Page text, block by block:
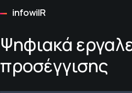
infowiIR
Ψηφιακά
προσέγγισης